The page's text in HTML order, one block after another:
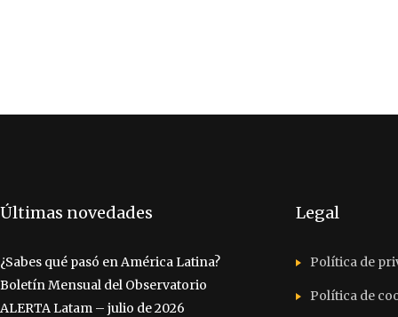
Últimas novedades
¿Sabes qué pasó en América Latina?
Boletín Mensual del Observatorio
ALERTA Latam – julio de 2026
Legal
Política de
Política de